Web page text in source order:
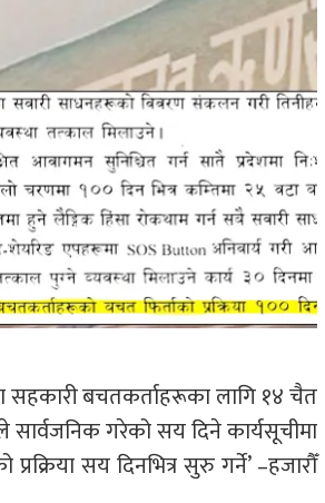
सहकारी बचतकर्ताहरूका लागि १४ चैत
गरेको सय दिने कार्यसूचीमा
सय दिनभित्र सुरु गर्ने’ –हजारौँ